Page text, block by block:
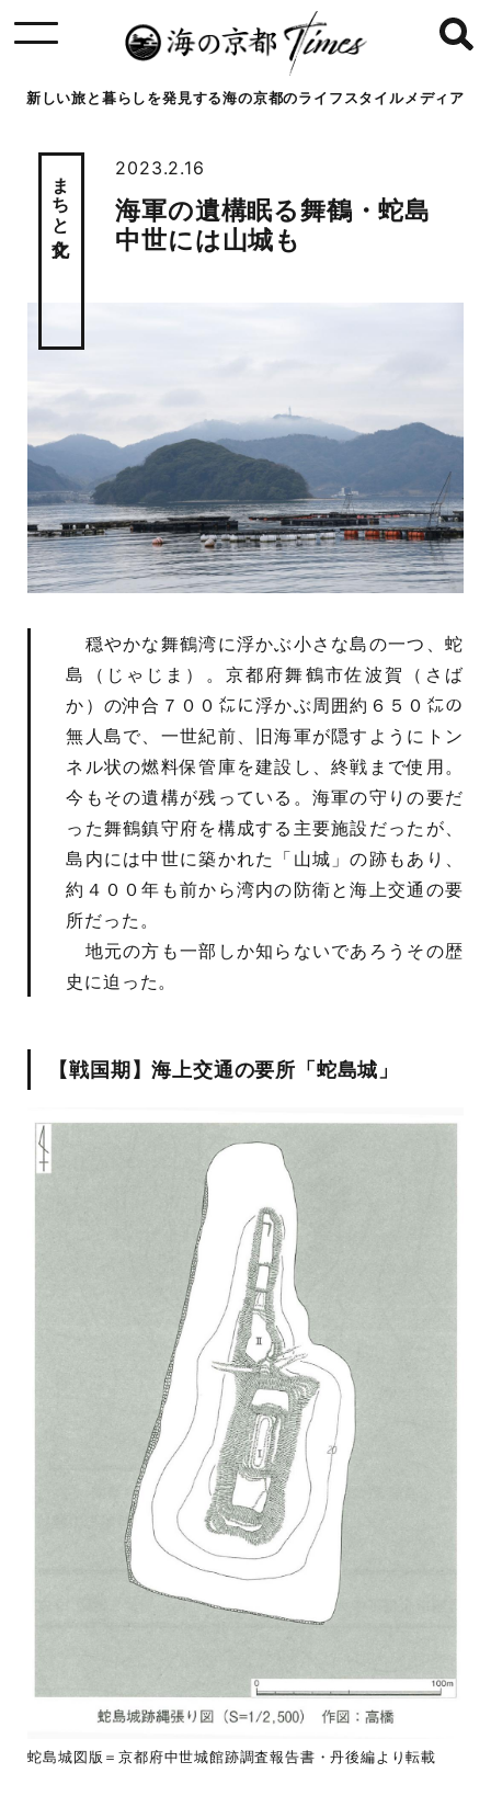
新しい旅と暮らしを発見する海の京都のライフスタイルメディア
海軍の遺構眠る舞鶴・蛇島
中世には山城も
2023.2.16
まちと文化
穏やかな舞鶴湾に浮かぶ小さな島の一つ、蛇
島（じゃじま）。京都府舞鶴市佐波賀（さば
か）の沖合７００㍍に浮かぶ周囲約６５０㍍の
無人島で、一世紀前、旧海軍が隠すようにトン
ネル状の燃料保管庫を建設し、終戦まで使用。
今もその遺構が残っている。海軍の守りの要だ
った舞鶴鎮守府を構成する主要施設だったが、
島内には中世に築かれた「山城」の跡もあり、
約４００年も前から湾内の防衛と海上交通の要
所だった。
地元の方も一部しか知らないであろうその歴
史に迫った。
【戦国期】海上交通の要所「蛇島城」
蛇島城図版＝京都府中世城館跡調査報告書・丹後編より転載